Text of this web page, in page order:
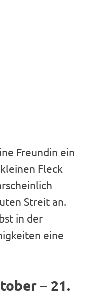
Freundin ein
Fleck
Streit an.
in der
eine
– 21.